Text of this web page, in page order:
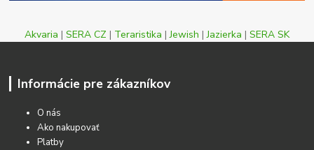
Akvaria | SERA CZ | Teraristika |Jewish |Jazierka | SERA SK
Informácie pre zákazníkov
O nás
Ako nakupovať
Platby